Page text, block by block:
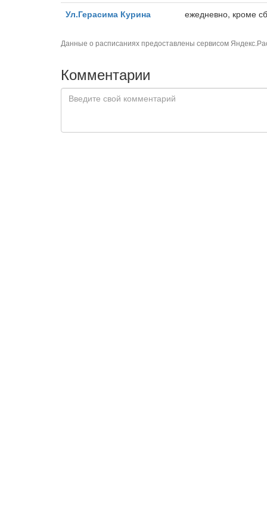
Ул.Герасима Курина ежедневно, кроме
Данные о расписаниях предоставлены сервисом
Комментарии